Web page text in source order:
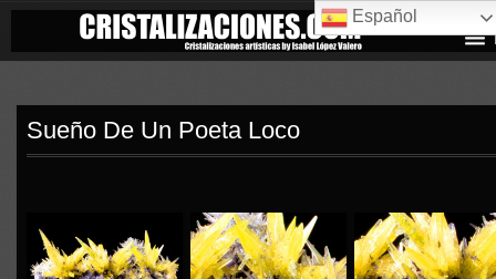
Sueño De Un Poeta Loco
Español